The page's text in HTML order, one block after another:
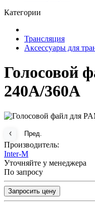
Категории
Трансляция
Аксессуары для
Голосовой
240A/360A
Пред.
Производитель:
Inter-M
Уточняйте у менеджера
По запросу
Запросить цену